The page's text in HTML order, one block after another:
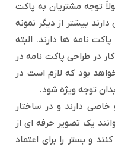
توجه مشتریان به پاکت
بیشتر از دیگر نمونه
نامه ها دارند. البته
در طراحی پاکت نامه در
بود که لازم است در
توجه ویژه شود.
دارند و در ساختار
یک تصویر حرفه ای از
و بستر را برای اعتماد